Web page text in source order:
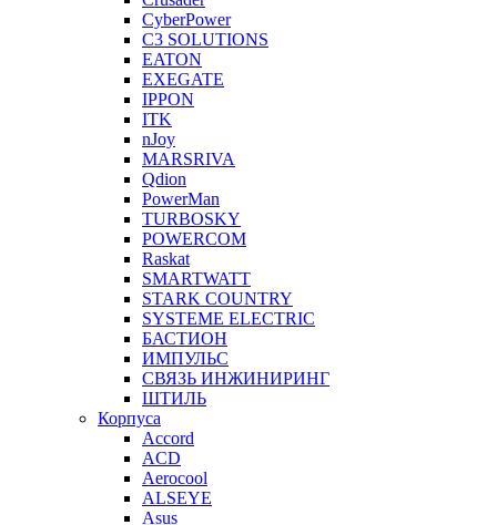
CyberPower
C3 SOLUTIONS
EATON
EXEGATE
IPPON
ITK
nJoy
MARSRIVA
Qdion
PowerMan
TURBOSKY
POWERCOM
Raskat
SMARTWATT
STARK COUNTRY
SYSTEME ELECTRIC
БАСТИОН
ИМПУЛЬС
СВЯЗЬ ИНЖИНИРИНГ
ШТИЛЬ
Корпуса
Accord
ACD
Aerocool
ALSEYE
Asus